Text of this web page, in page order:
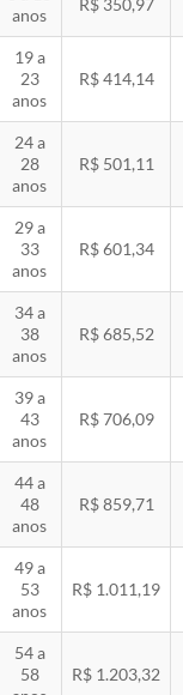
anos
19 a
23
anos
R$ 414,14
24 a
28
anos
R$ 501,11
29 a
33
anos
R$ 601,34
34 a
38
anos
R$ 685,52
39 a
43
anos
R$ 706,09
44 a
48
anos
R$ 859,71
49 a
53
anos
R$ 1.011,19
54 a
58
R$ 1.203,32